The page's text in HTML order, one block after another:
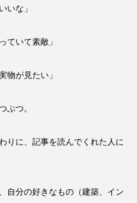
いな」
ていて素敵」
物が見たい」
ぶつ。
りに、記事を読んでくれた人に
自分の好きなもの（建築、イン